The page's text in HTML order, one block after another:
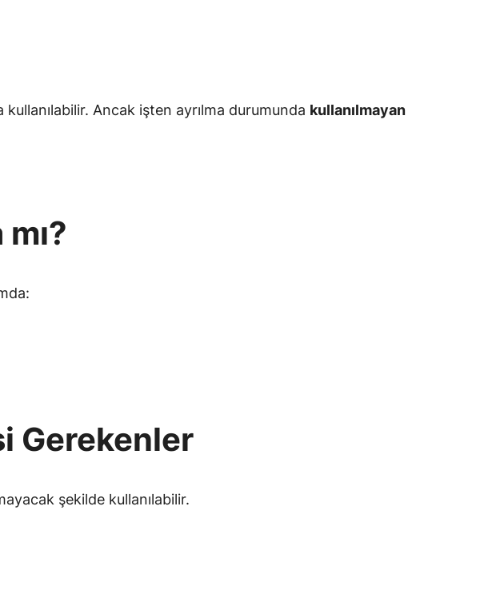
kullanılabilir. Ancak işten ayrılma durumunda kullanılmayan
Gerekenler
şekilde kullanılabilir.